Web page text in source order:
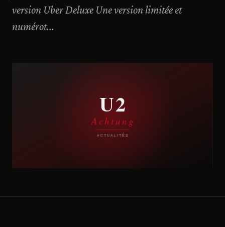
version Uber Deluxe Une version limitée et
numérot...